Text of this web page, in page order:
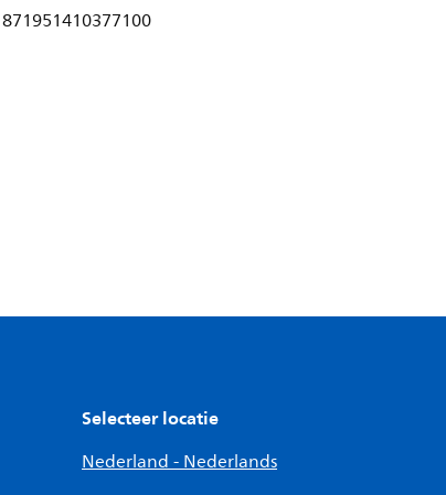
871951410377100
Selecteer locatie
Nederland - Nederlands